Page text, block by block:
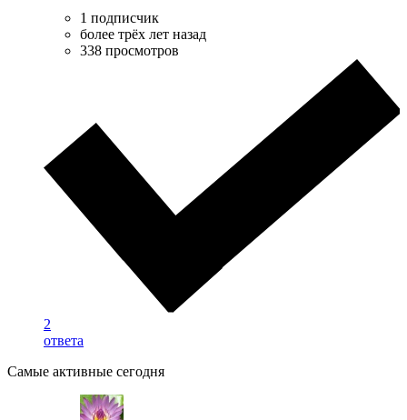
1 подписчик
более трёх лет назад
338 просмотров
2
ответа
Самые активные сегодня